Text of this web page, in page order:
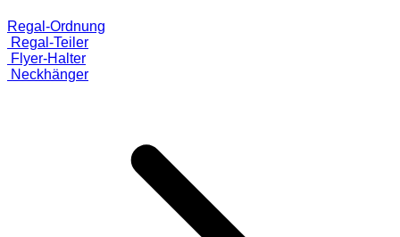
Regal-Ordnung
Regal-Teiler
Flyer-Halter
Neckhänger